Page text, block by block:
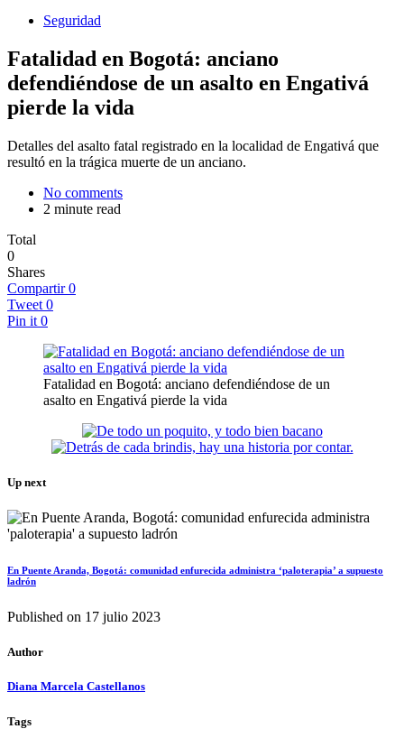
Seguridad
Fatalidad en Bogotá: anciano
defendiéndose de un asalto en Engativá
pierde la vida
Detalles del asalto fatal registrado en la localidad de Engativá que
resultó en la trágica muerte de un anciano.
No comments
2 minute read
Total
0
Shares
Compartir 0
Tweet 0
Pin it 0
Fatalidad en Bogotá: anciano defendiéndose de un
asalto en Engativá pierde la vida
Up next
En Puente Aranda, Bogotá: comunidad enfurecida administra ‘paloterapia’ a supuesto
ladrón
Published on 17 julio 2023
Author
Diana Marcela Castellanos
Tags